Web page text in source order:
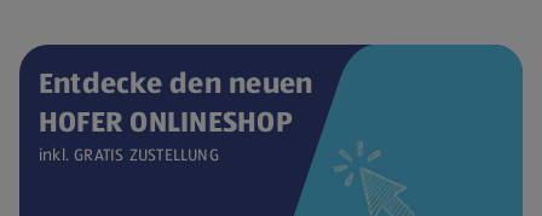
Entdecke den neuen
HOFER ONLINESHOP
inkl. GRATIS ZUSTELLUNG